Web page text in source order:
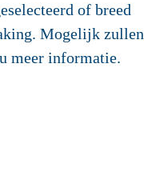
of breed
Mogelijk zullen
meer informatie.